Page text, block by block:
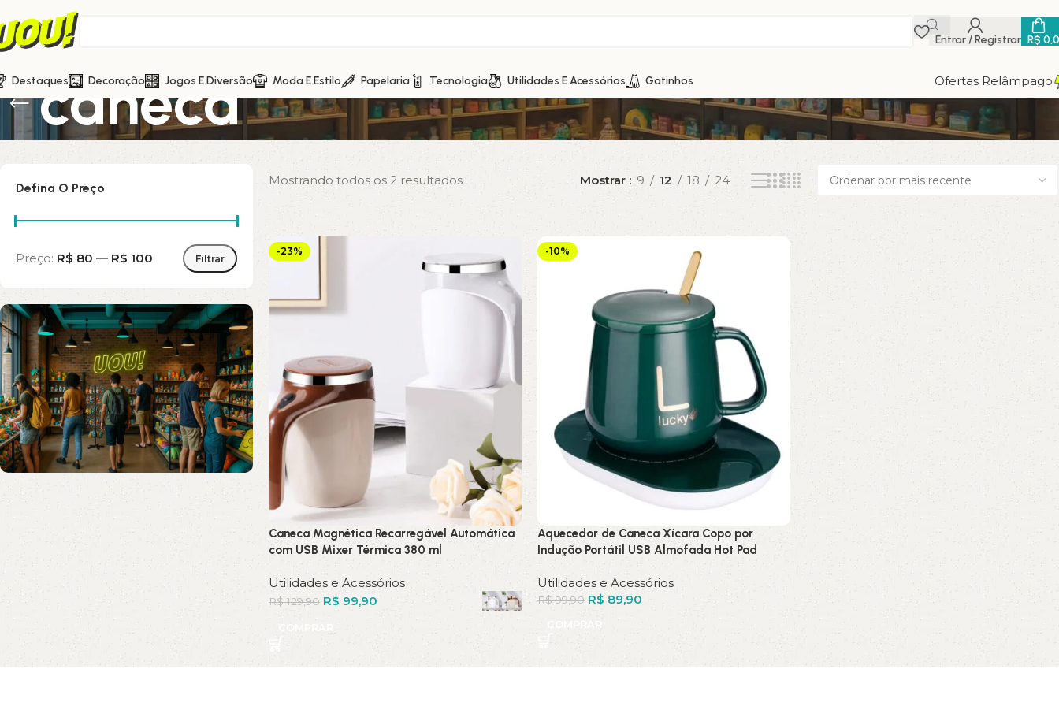
Entrar / Registrar R$
Destaques Decoração Jogos E Diversão Moda E Estilo Papelaria Tecnologia Utilidades E Acessórios Gatinhos Ofertas Relâmpago
caneca
Defina O Preço
Filtrar
Preço: R$ 80 — R$ 100
Novos Produtos com até
Mostrando todos os 2 resultados Mostrar 9 12 18 24
-23%
Caneca Magnética Recarregável Automática
com USB Mixer Térmica 380 ml
Utilidades e Acessórios
R$129,90 R$ 99,90
COMPRAR
-10%
Aquecedor de Caneca Xícara Copo por
Indução Portátil USB Almofada Hot Pad
Utilidades e Acessórios
R$99,90 R$ 89,90
COMPRAR